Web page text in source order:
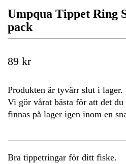
Umpqua Tippet Ring
pack
89 kr
Produkten är tyvärr slut i lager.
Vi gör vårat bästa för att det du
finnas på lager igen inom en
Bra tippetringar för ditt fiske.